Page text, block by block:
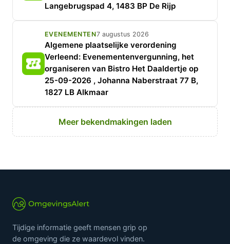
Langebrugspad 4, 1483 BP De Rijp
EVENEMENTEN7 augustus 2026
Algemene plaatselijke verordening
Verleend: Evenementenvergunning, het
organiseren van Bistro Het Daaldertje op
25-09-2026 , Johanna Naberstraat 77 B,
1827 LB Alkmaar
Meer bekendmakingen laden
Tijdige informatie geeft mensen grip op
de omgeving die ze waardevol vinden.